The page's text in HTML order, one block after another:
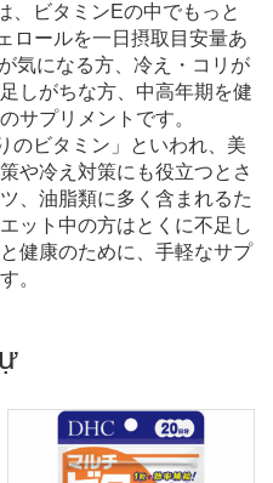
、ビタミンEの中でもっと
ロールを一日摂取目安量あ
気になる方、冷え・コリが
しがちな方、中高年期を健
サプリメントです。
のビタミン」といわれ、美
や冷え対策にも役立つとさ
、油脂類に多く含まれるた
ット中の方はとくに不足し
健康のために、手軽なサプ
。